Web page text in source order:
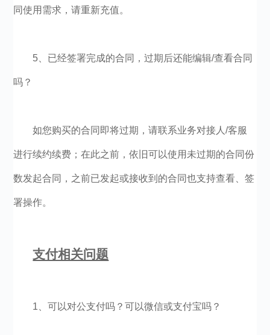
同使用需求，请重新充值。
5、已经签署完成的合同，过期后还能编辑/查看合同
吗？
如您购买的合同即将过期，请联系业务对接人/客服
进行续约续费；在此之前，依旧可以使用未过期的合同份
数发起合同，之前已发起或接收到的合同也支持查看、签
署操作。
支付相关问题
1、可以对公支付吗？可以微信或支付宝吗？